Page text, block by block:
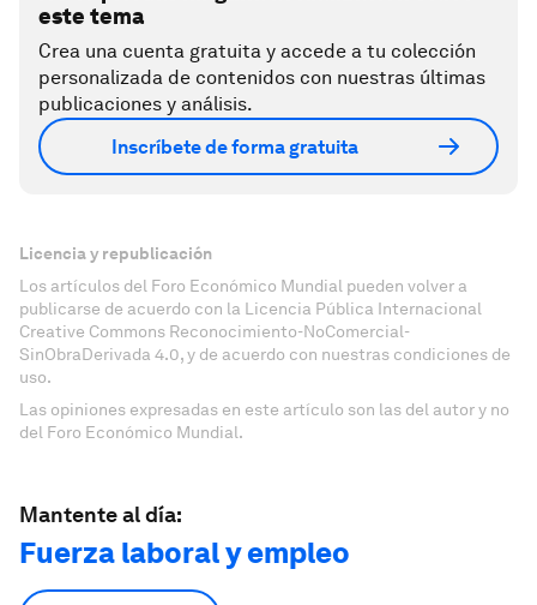
este tema
Crea una cuenta gratuita y accede a tu colección
personalizada de contenidos con nuestras últimas
publicaciones y análisis.
Inscríbete de forma gratuita
Licencia y republicación
Los artículos del Foro Económico Mundial pueden volver a
publicarse de acuerdo con la Licencia Pública Internacional
Creative Commons Reconocimiento-NoComercial-
SinObraDerivada 4.0, y de acuerdo con nuestras condiciones de
uso.
Las opiniones expresadas en este artículo son las del autor y no
del Foro Económico Mundial.
Mantente al día:
Fuerza laboral y empleo